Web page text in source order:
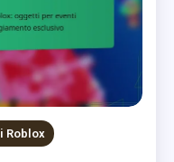
Roblox